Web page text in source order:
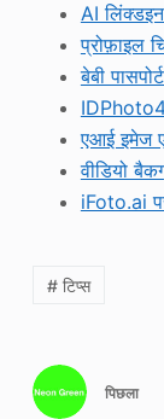
AI
प्रोफ़ाइल
बेबी
एआई इमेज
वीडियो
iFoto.ai
# टिप्स
पिछला